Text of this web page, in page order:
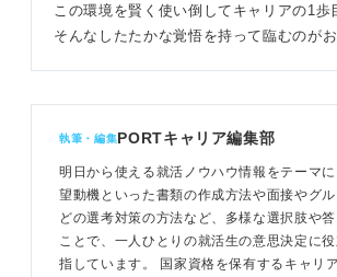
この環境を賢く使い倒してキャリアの1歩
そんなしたたかな覚悟を持って臨むのがお
執筆・編集PORTキャリア編集部
明日から使える就活ノウハウ情報をテーマ
望動機といった書類の作成方法や面接やグ
どの選考対策の方法など、多様な選択肢や
ことで、一人ひとりの就活生の意思決定に
指しています。 国家資格を保有するキャリ